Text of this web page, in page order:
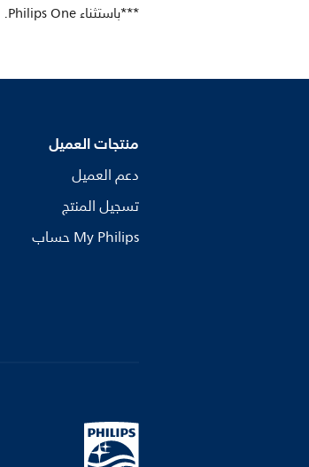
***باستثناء Philips One.
منتجات العميل
دعم العميل
تسجيل المنتج
My Philips حساب